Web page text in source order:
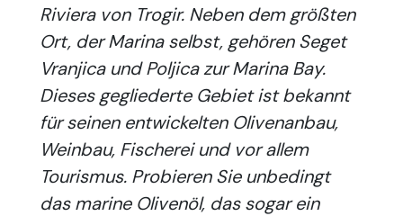
Riviera von Trogir. Neben dem größten
Ort, der Marina selbst, gehören Seget
Vranjica und Poljica zur Marina Bay.
Dieses gegliederte Gebiet ist bekannt
für seinen entwickelten Olivenanbau,
Weinbau, Fischerei und vor allem
Tourismus. Probieren Sie unbedingt
das marine Olivenöl, das sogar ein